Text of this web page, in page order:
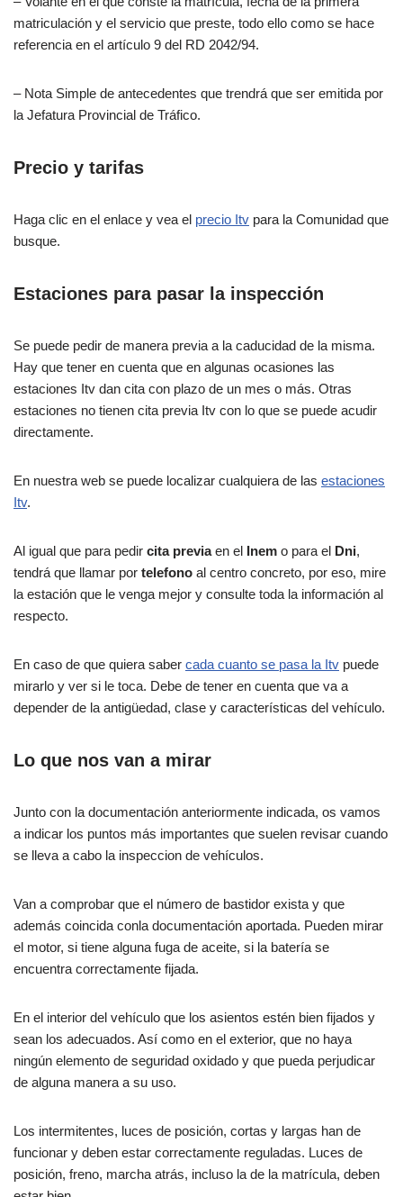
matriculación y el servicio que preste, todo ello como se hace
referencia en el artículo 9 del RD 2042/94.
– Nota Simple de antecedentes que trendrá que ser emitida por
la Jefatura Provincial de Tráfico.
Precio y tarifas
Haga clic en el enlace y vea el precio Itv para la Comunidad que
busque.
Estaciones para pasar la inspección
Se puede pedir de manera previa a la caducidad de la misma.
Hay que tener en cuenta que en algunas ocasiones las
estaciones Itv dan cita con plazo de un mes o más. Otras
estaciones no tienen cita previa Itv con lo que se puede acudir
directamente.
En nuestra web se puede localizar cualquiera de las estaciones
Itv.
Al igual que para pedir cita previaen el Inem o para el Dni,
tendrá que llamar por telefono al centro concreto, por eso, mire
la estación que le venga mejor y consulte toda la información al
respecto.
En caso de que quiera saber cada cuanto se pasa la Itv puede
mirarlo y ver si le toca. Debe de tener en cuenta que va a
depender de la antigüedad, clase y características del vehículo.
Lo que nos van a mirar
Junto con la documentación anteriormente indicada, os vamos
a indicar los puntos más importantes que suelen revisar cuando
se lleva a cabo la inspeccion de vehículos.
Van a comprobar que el número de bastidor exista y que
además coincida conla documentación aportada. Pueden mirar
el motor, si tiene alguna fuga de aceite, si la batería se
encuentra correctamente fijada.
En el interior del vehículo que los asientos estén bien fijados y
sean los adecuados. Así como en el exterior, que no haya
ningún elemento de seguridad oxidado y que pueda perjudicar
de alguna manera a su uso.
Los intermitentes, luces de posición, cortas y largas han de
funcionar y deben estar correctamente reguladas. Luces de
posición, freno, marcha atrás, incluso la de la matrícula, deben